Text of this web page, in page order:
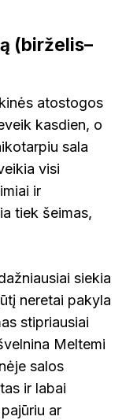
(birželis–
atostogos
kasdien, o
sala
visi
ir
tiek šeimas,
siekia
neretai pakyla
stipriausiai
Meltemi
salos
ir labai
ar